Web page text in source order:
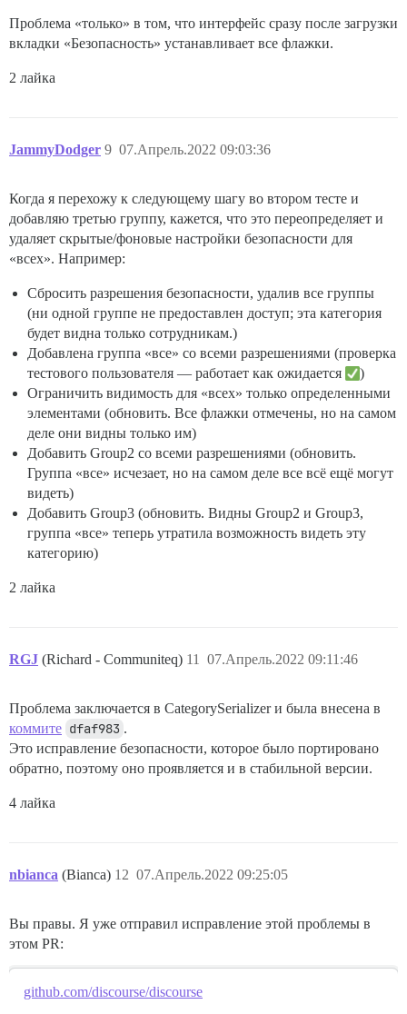
Проблема «только» в том, что интерфейс сразу после загрузки
вкладки «Безопасность» устанавливает все флажки.
2 лайка
JammyDodger 07.Апрель.2022 09:03:36
9
Когда я перехожу к следующему шагу во втором тесте и
добавляю третью группу, кажется, что это переопределяет и
удаляет скрытые/фоновые настройки безопасности для
«всех». Например:
Сбросить разрешения безопасности, удалив все группы
(ни одной группе не предоставлен доступ; эта категория
будет видна только сотрудникам.)
Добавлена группа «все» со всеми разрешениями (проверка
тестового пользователя — работает как ожидается
)
Ограничить видимость для «всех» только определенными
элементами (обновить. Все флажки отмечены, но на самом
деле они видны только им)
Добавить Group2 со всеми разрешениями (обновить.
Группа «все» исчезает, но на самом деле все всё ещё могут
видеть)
Добавить Group3 (обновить. Видны Group2 и Group3,
группа «все» теперь утратила возможность видеть эту
категорию)
2 лайка
RGJ (Richard - Communiteq) 07.Апрель.2022 09:11:46
11
Проблема заключается в CategorySerializer и была внесена в
коммите dfaf983 .
Это исправление безопасности, которое было портировано
обратно, поэтому оно проявляется и в стабильной версии.
4 лайка
nbianca (Bianca) 07.Апрель.2022 09:25:05
12
Вы правы. Я уже отправил исправление этой проблемы в
этом PR:
github.com/discourse/discourse